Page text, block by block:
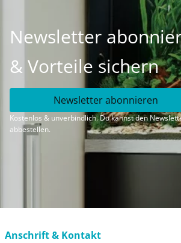
Newsletter
& Vorteile sichern
Newsletter abonnieren
Kostenlos & unverbindlich. Du kannst den
abbestellen.
Anschrift & Kontakt